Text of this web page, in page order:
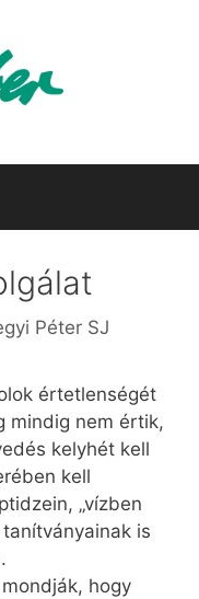
Péter SJ
értetlenségét
mindig nem értik,
kelyhét kell
kell
„vízben
is
hogy